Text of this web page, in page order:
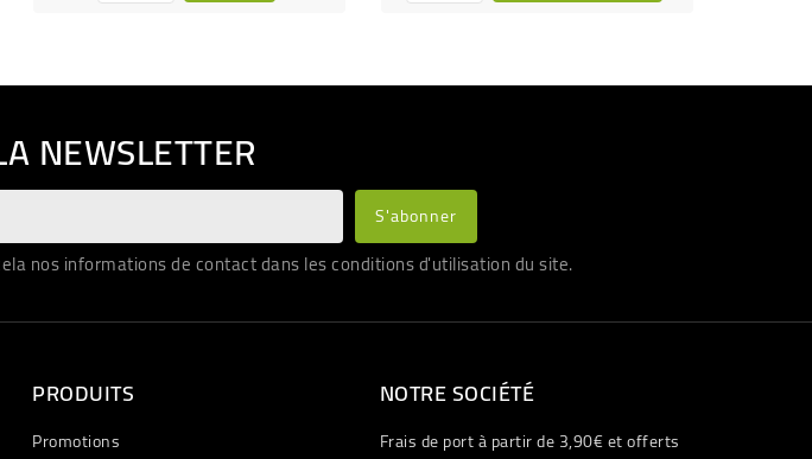
NEWSLETTER
nos informations de contact dans les conditions d'utilisation du site.
PRODUITS
Promotions
NOTRE SOCIÉTÉ
Frais de port à partir de 3,90€ et offerts